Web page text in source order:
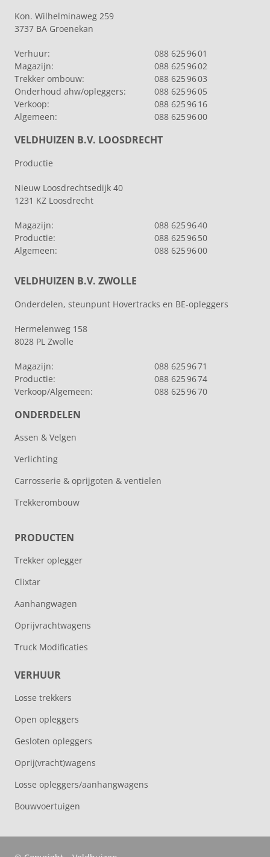
Kon. Wilhelminaweg 259
3737 BA Groenekan
Verhuur:
088 625 96 01
Magazijn:
088 625 96 02
Trekker ombouw:
088 625 96 03
Onderhoud ahw/opleggers:
088 625 96 05
Verkoop:
088 625 96 16
Algemeen:
088 625 96 00
VELDHUIZEN B.V. LOOSDRECHT
Productie
Nieuw Loosdrechtsedijk 40
1231 KZ Loosdrecht
Magazijn:
088 625 96 40
Productie:
088 625 96 50
Algemeen:
088 625 96 00
VELDHUIZEN B.V. ZWOLLE
Onderdelen, steunpunt Hovertracks en BE-opleggers
Hermelenweg 158
8028 PL Zwolle
Magazijn:
088 625 96 71
Productie:
088 625 96 74
Verkoop/Algemeen:
088 625 96 70
ONDERDELEN
Assen & Velgen
Verlichting
Carrosserie & oprijgoten & ventielen
Trekkerombouw
PRODUCTEN
Trekker oplegger
Clixtar
Aanhangwagen
Oprijvrachtwagens
Truck Modificaties
VERHUUR
Losse trekkers
Open opleggers
Gesloten opleggers
Oprij(vracht)wagens
Losse opleggers/aanhangwagens
Bouwvoertuigen